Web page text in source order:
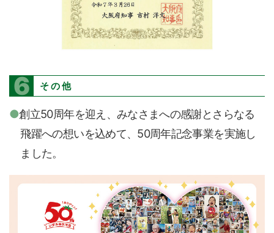
6 その他
創立50周年を迎え、みなさまへの感謝とさらなる
飛躍への想いを込めて、50周年記念事業を実施し
ました。